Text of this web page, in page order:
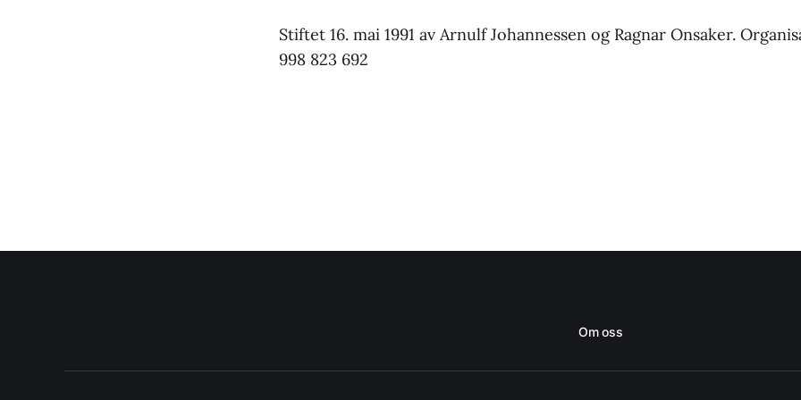
Stiftet 16. mai 1991 av Arnulf Johannessen og‌‌ Ragnar Onsaker.‌‌
998 823 692
Om oss